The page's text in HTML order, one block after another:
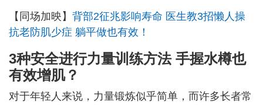
【同场加映】 背部2征兆影响寿命 医生教3招懒人操
抗老防肌少症 躺平做也有效！
3种安全进行力量训练方法 手握水樽也
有效增肌？
对于年轻人来说，力量锻炼似乎简单，而许多长者常